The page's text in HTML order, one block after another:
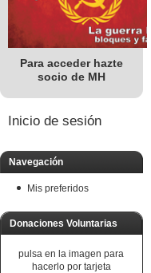
Para acceder hazte
socio de MH
Inicio de sesión
Navegación
Mis preferidos
Donaciones Voluntarias
pulsa en la imagen para
hacerlo por tarjeta